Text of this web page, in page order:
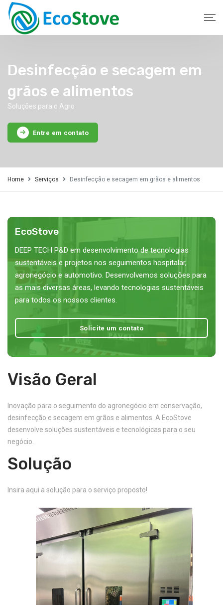
Desinfecção e secagem em
grãos e alimentos
Soluções para o Agro
Entre em contato
Home Serviços Desinfecção e secagem em grãos e alimentos
EcoStove
DEEP TECH P&D em desenvolvimento de tecnologias
sustentáveis e projetos nos seguimentos hospitalar,
agronegócio e automotivo. Desenvolvemos soluções para
as mais diversas áreas, levando tecnologias sustentáveis
para todos os nossos clientes.
Solicite um contato
Visão Geral
Inovação para o seguimento do agronegócio em conservação,
desinfecção e secagem em grãos e alimentos. A EcoStove
desenvolve soluções sustentáveis e tecnológicas para o seu
negócio.
Solução
Insira aqui a solução para o serviço proposto!